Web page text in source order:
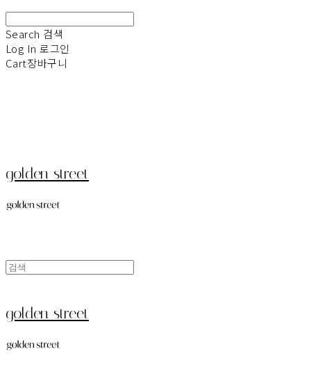
Search 검색
Log In 로그인
Cart장바구니
golden street
golden street